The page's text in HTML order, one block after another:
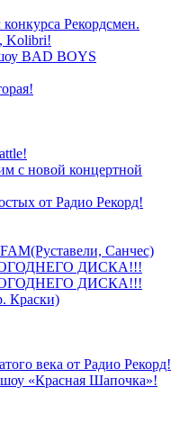
Рекордсмен.
Kolibri!
BAD BOYS
с новой концертной
от Радио Рекорд!
Санчес)
ДИСКА!!!
ДИСКА!!!
Краски)
века от Радио Рекорд!
«Красная Шапочка»!